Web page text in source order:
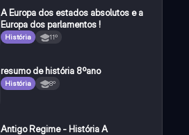
A Europa dos estados absolutos e a
Europa dos parlamentos !
História 11º
resumo de história 8ºano
História 8º
Antigo Regime - História A